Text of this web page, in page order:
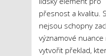
přesnost a kvalitu.
nejsou schopny
významové nuance
vytvořit překlad,